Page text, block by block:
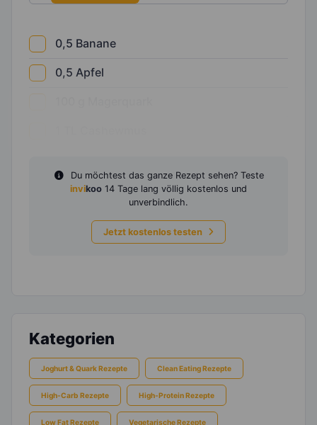
0,5 Banane
0,5 Apfel
Du möchtest das ganze Rezept sehen? Teste
invikoo 14 Tage lang völlig kostenlos und
unverbindlich.
Jetzt kostenlos testen
Kategorien
Joghurt & Quark Rezepte Clean Eating Rezepte
High-Carb Rezepte High-Protein Rezepte
Low Fat Rezepte Vegetarische Rezepte